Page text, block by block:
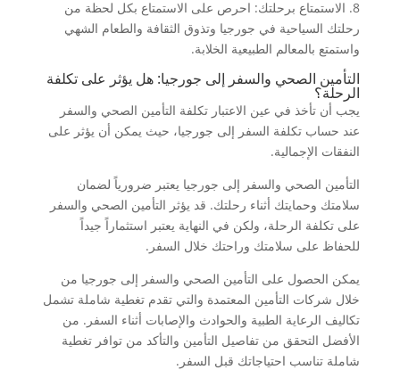
8. الاستمتاع برحلتك: احرص على الاستمتاع بكل لحظة من
رحلتك السياحية في جورجيا وتذوق الثقافة والطعام الشهي
واستمتع بالمعالم الطبيعية الخلابة.
التأمين الصحي والسفر إلى جورجيا: هل يؤثر على تكلفة
الرحلة؟
يجب أن تأخذ في عين الاعتبار تكلفة التأمين الصحي والسفر
عند حساب تكلفة السفر إلى جورجيا، حيث يمكن أن يؤثر على
النفقات الإجمالية.
التأمين الصحي والسفر إلى جورجيا يعتبر ضرورياً لضمان
سلامتك وحمايتك أثناء رحلتك. قد يؤثر التأمين الصحي والسفر
على تكلفة الرحلة، ولكن في النهاية يعتبر استثماراً جيداً
للحفاظ على سلامتك وراحتك خلال السفر.
يمكن الحصول على التأمين الصحي والسفر إلى جورجيا من
خلال شركات التأمين المعتمدة والتي تقدم تغطية شاملة تشمل
تكاليف الرعاية الطبية والحوادث والإصابات أثناء السفر. من
الأفضل التحقق من تفاصيل التأمين والتأكد من توافر تغطية
شاملة تناسب احتياجاتك قبل السفر.